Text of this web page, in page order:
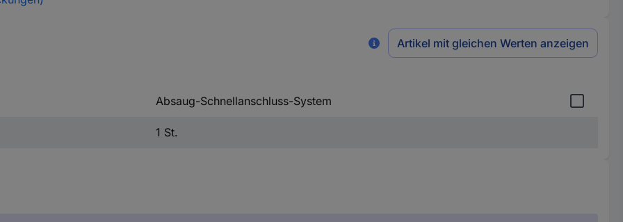
Artikel mit gleichen Werten anzeigen
Absaug-Schnellanschluss-System
1 St.